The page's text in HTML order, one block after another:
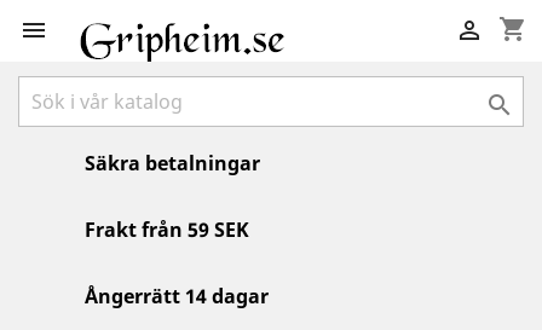
 shopping_cart


Säkra betalningar
Frakt från 59 SEK
Ångerrätt 14 dagar